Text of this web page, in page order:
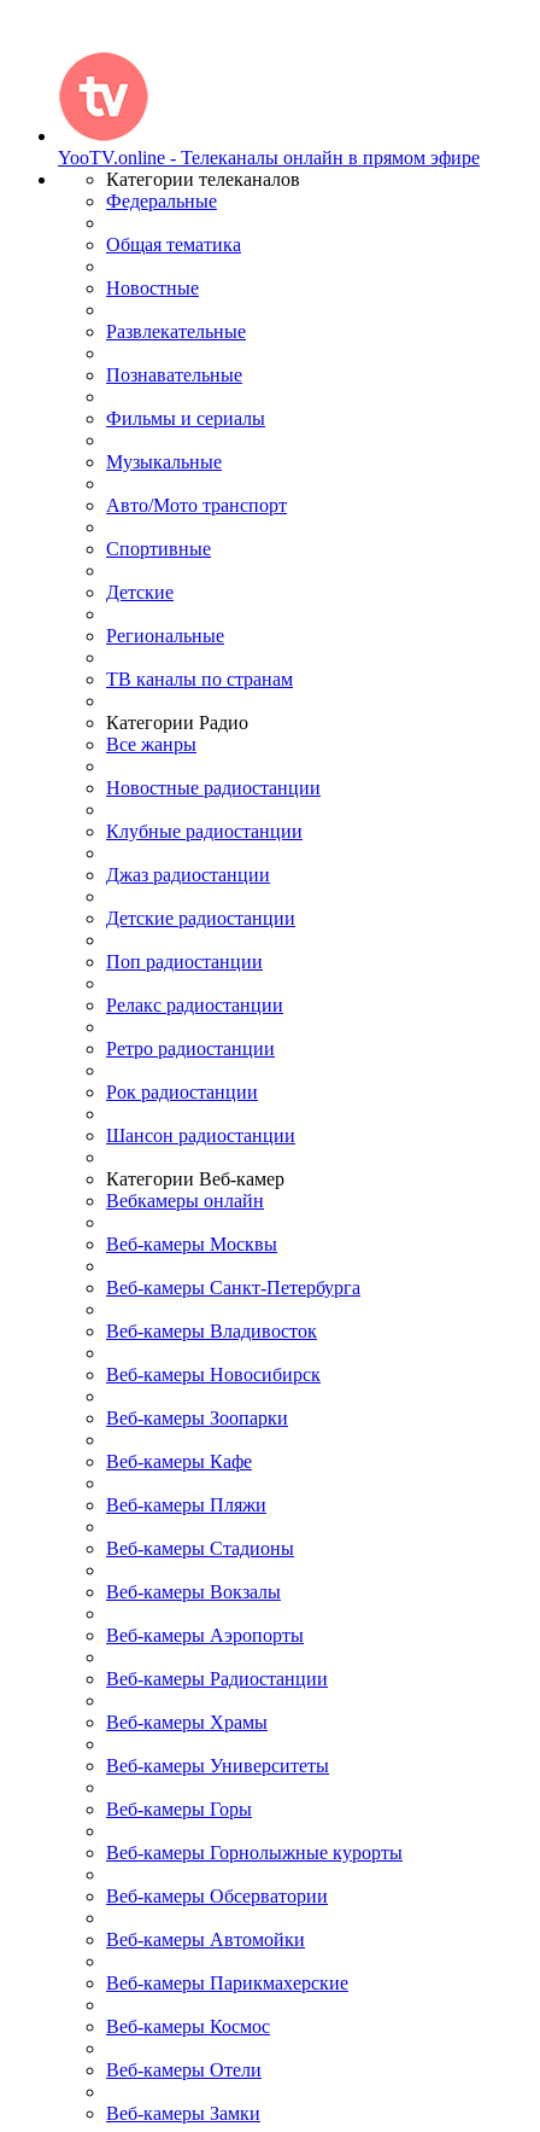
YooTV.online - Телеканалы онлайн в прямом эфире
Категории телеканалов
Федеральные
Общая тематика
Новостные
Развлекательные
Познавательные
Фильмы и сериалы
Музыкальные
Авто/Мото транспорт
Спортивные
Детские
Региональные
ТВ каналы по странам
Категории Радио
Все жанры
Новостные радиостанции
Клубные радиостанции
Джаз радиостанции
Детские радиостанции
Поп радиостанции
Релакс радиостанции
Ретро радиостанции
Рок радиостанции
Шансон радиостанции
Категории Веб-камер
Вебкамеры онлайн
Веб-камеры Москвы
Веб-камеры Санкт-Петербурга
Веб-камеры Владивосток
Веб-камеры Новосибирск
Веб-камеры Зоопарки
Веб-камеры Кафе
Веб-камеры Пляжи
Веб-камеры Стадионы
Веб-камеры Вокзалы
Веб-камеры Аэропорты
Веб-камеры Радиостанции
Веб-камеры Храмы
Веб-камеры Университеты
Веб-камеры Горы
Веб-камеры Горнолыжные курорты
Веб-камеры Обсерватории
Веб-камеры Автомойки
Веб-камеры Парикмахерские
Веб-камеры Космос
Веб-камеры Отели
Веб-камеры Замки